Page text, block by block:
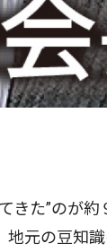
きた”のが約
元の豆知